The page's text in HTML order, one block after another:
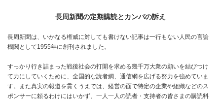
長周新聞の定期購読とカンパの訴え
長周新聞は、いかなる権威に対しても書けない記事は一行もない人民の言論
機関として1955年に創刊されました。
すっかり行き詰まった戦後社会の打開を求める幾千万大衆の願いを結びつけ
て力にしていくために、全国的な読者網、通信網を広げる努力を強めていま
す。また真実の報道を貫くうえでは、経営の面で特定の企業や組織などのス
ポンサーに頼るわけにはいかず、一人一人の読者・支持者の皆さまの購読料